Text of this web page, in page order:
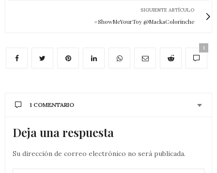
SIGUIENTE ARTÍCULO
#ShowMeYourToy @MackaColorinche
1
1 COMENTARIO
Deja una respuesta
Su dirección de correo electrónico no será publicada.